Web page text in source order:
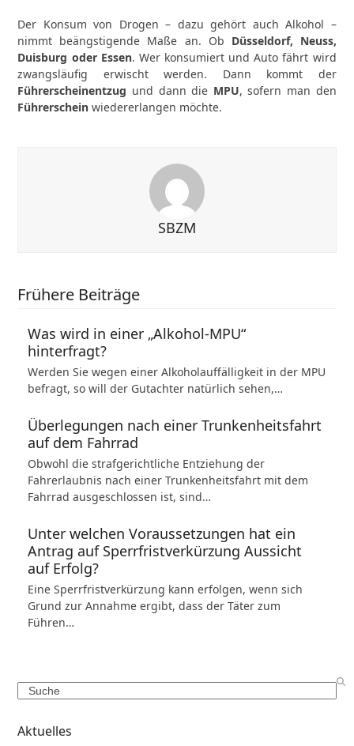
Der Konsum von Drogen – dazu gehört auch Alkohol –
nimmt beängstigende Maße an. Ob Düsseldorf, Neuss,
Duisburg oder Essen. Wer konsumiert und Auto fährt wird
zwangsläufig erwischt werden. Dann kommt der
Führerscheinentzug und dann die MPU, sofern man den
Führerschein wiedererlangen möchte.
SBZM
Frühere Beiträge
Was wird in einer „Alkohol-MPU“
hinterfragt?
Werden Sie wegen einer Alkoholauffälligkeit in der MPU
befragt, so will der Gutachter natürlich sehen,…
Überlegungen nach einer Trunkenheitsfahrt
auf dem Fahrrad
Obwohl die strafgerichtliche Entziehung der
Fahrerlaubnis nach einer Trunkenheitsfahrt mit dem
Fahrrad ausgeschlossen ist, sind…
Unter welchen Voraussetzungen hat ein
Antrag auf Sperrfristverkürzung Aussicht
auf Erfolg?
Eine Sperrfristverkürzung kann erfolgen, wenn sich
Grund zur Annahme ergibt, dass der Täter zum
Führen…
Search
Aktuelles